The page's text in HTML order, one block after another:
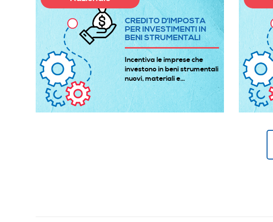
CREDITO D’IMPOSTA
PER INVESTIMENTI IN
BENI STRUMENTALI
Incentiva le imprese che
investono in beni strumentali
nuovi, materiali e...